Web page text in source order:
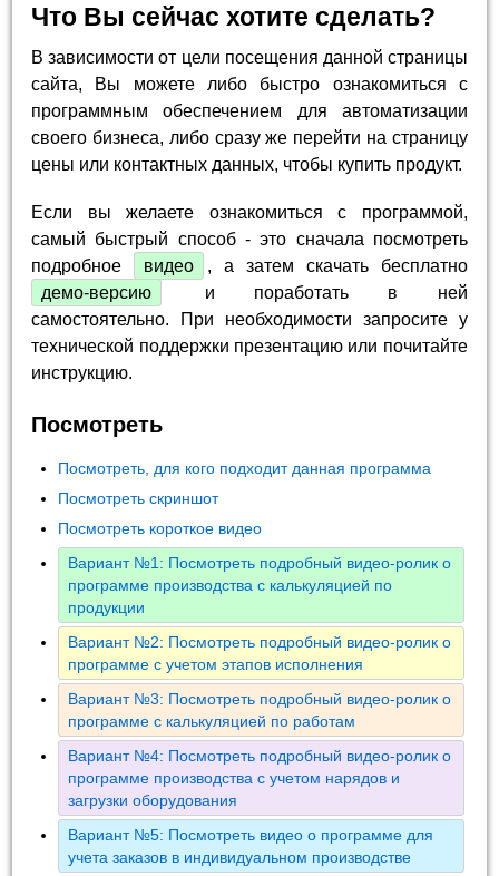
Что Вы сейчас хотите сделать?
В зависимости от цели посещения данной страницы
сайта, Вы можете либо быстро ознакомиться с
программным обеспечением для автоматизации
своего бизнеса, либо сразу же перейти на страницу
цены или контактных данных, чтобы купить продукт.
Если вы желаете ознакомиться с программой,
самый быстрый способ - это сначала посмотреть
подробное
видео
, а затем скачать бесплатно
демо-версию
и поработать в ней
самостоятельно. При необходимости запросите у
технической поддержки презентацию или почитайте
инструкцию.
Посмотреть
Посмотреть, для кого подходит данная программа
Посмотреть скриншот
Посмотреть короткое видео
Вариант №1: Посмотреть подробный видео-ролик о
программе производства с калькуляцией по
продукции
Вариант №2: Посмотреть подробный видео-ролик о
программе с учетом этапов исполнения
Вариант №3: Посмотреть подробный видео-ролик о
программе с калькуляцией по работам
Вариант №4: Посмотреть подробный видео-ролик о
программе производства с учетом нарядов и
загрузки оборудования
Вариант №5: Посмотреть видео о программе для
учета заказов в индивидуальном производстве